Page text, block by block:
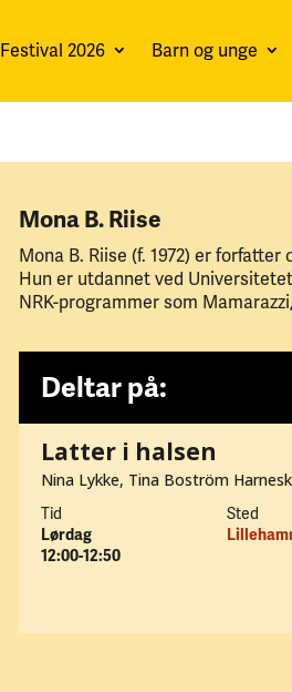
Festival 2026 Barn og unge
Mona B. Riise
Mona B. Riise (f. 1972) er forfatter
Hun er utdannet ved
NRK-programmer som
Deltar på:
Latter i halsen
Nina Lykke, Tina Boström
Tid
Lørdag
12:00-12:50
Sted